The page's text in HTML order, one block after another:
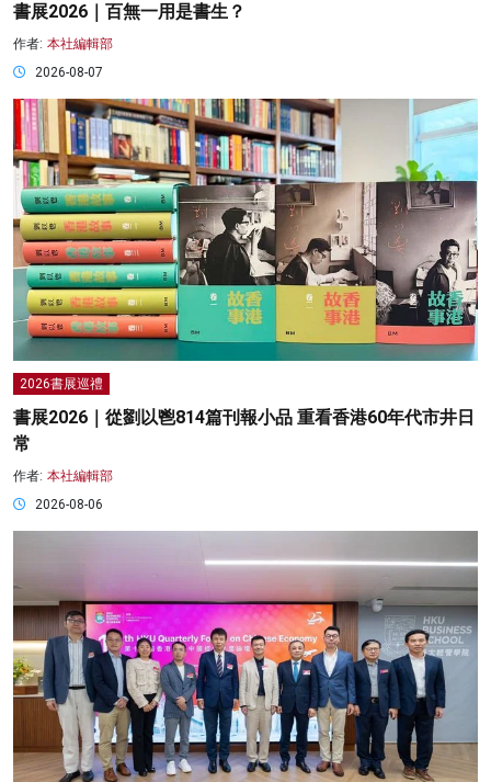
書展2026｜百無一用是書生？
作者: 本社編輯部
2026-08-07
2026書展巡禮
書展2026｜從劉以鬯814篇刊報小品 重看香港60年代市井日
常
作者: 本社編輯部
2026-08-06